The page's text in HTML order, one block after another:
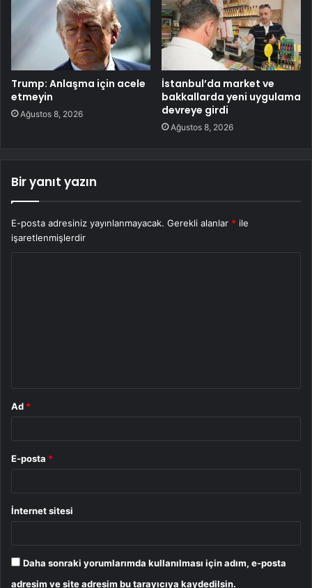
Trump: Anlaşma için acele
etmeyin
Ağustos 8, 2026
İstanbul’da market ve
bakkallarda yeni uygulama
devreye girdi
Ağustos 8, 2026
Bir yanıt yazın
E-posta adresiniz yayınlanmayacak. Gerekli alanlar * ile
işaretlenmişlerdir
Ad *
E-posta *
İnternet sitesi
Daha sonraki yorumlarımda kullanılması için adım, e-posta
adresim ve site adresim bu tarayıcıya kaydedilsin.